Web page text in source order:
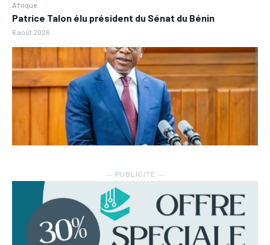
Afrique
Patrice Talon élu président du Sénat du Bénin
6 août 2026
― PUBLICITE ―